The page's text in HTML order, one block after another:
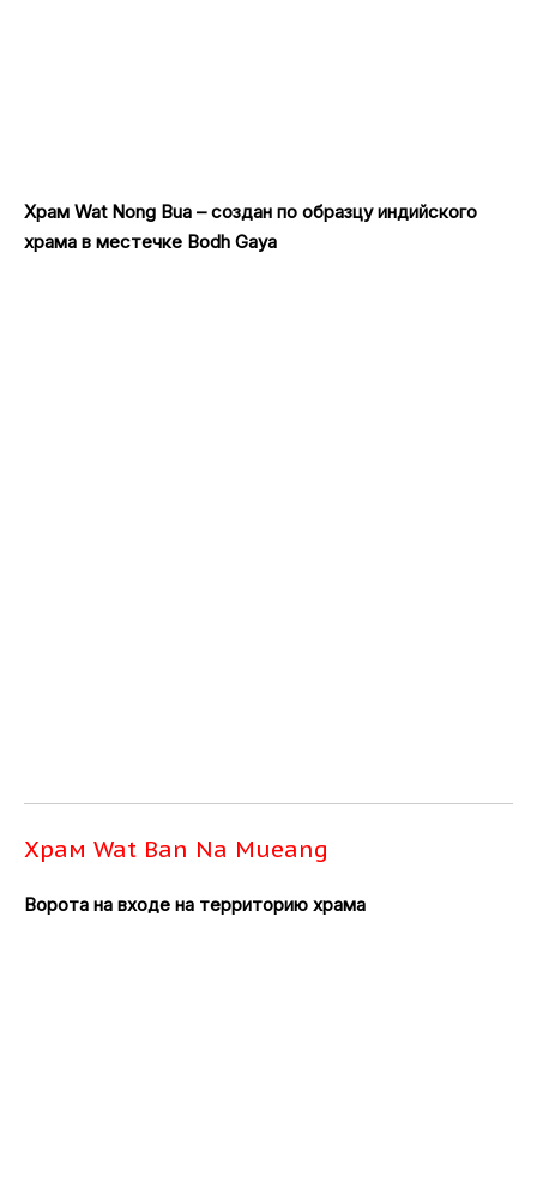
Храм Wat Nong Bua – создан по образцу индийского
храма в местечке Bodh Gaya
Храм Wat Ban Na Mueang
Ворота на входе на территорию храма